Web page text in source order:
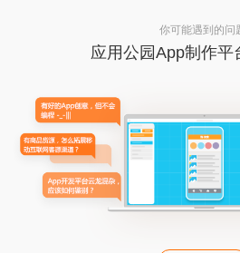
你可能遇到的问
应用公园App制作平